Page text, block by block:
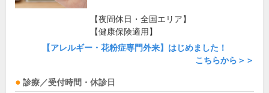
【夜間休日・全国エリア】
【健康保険適用】
【アレルギー・花粉症専門外来】はじめました！
こちらから＞＞
診療／受付時間・休診日